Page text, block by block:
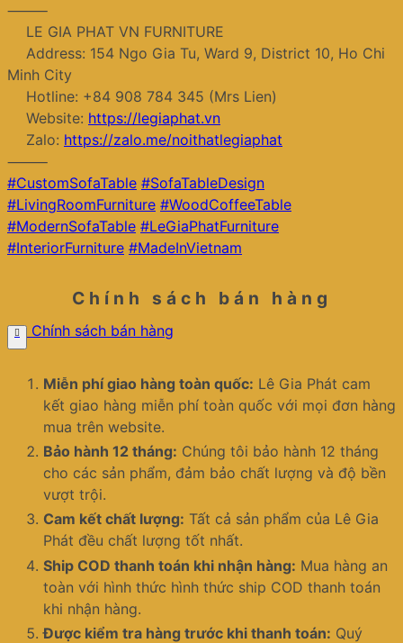
⸻
LE GIA PHAT VN FURNITURE
Address: 154 Ngo Gia Tu, Ward 9, District 10, Ho Chi
Minh City
Hotline: +84 908 784 345 (Mrs Lien)
Website: https://legiaphat.vn
Zalo: https://zalo.me/noithatlegiaphat
⸻
#CustomSofaTable #SofaTableDesign
#LivingRoomFurniture #WoodCoffeeTable
#ModernSofaTable #LeGiaPhatFurniture
#InteriorFurniture #MadeInVietnam
Chính sách bán hàng
Chính sách bán hàng
Miễn phí giao hàng toàn quốc: Lê Gia Phát cam
kết giao hàng miễn phí toàn quốc với mọi đơn hàng
mua trên website.
Bảo hành 12 tháng: Chúng tôi bảo hành 12 tháng
cho các sản phẩm, đảm bảo chất lượng và độ bền
vượt trội.
Cam kết chất lượng: Tất cả sản phẩm của Lê Gia
Phát đều chất lượng tốt nhất.
Ship COD thanh toán khi nhận hàng: Mua hàng an
toàn với hình thức hình thức ship COD thanh toán
khi nhận hàng.
Được kiểm tra hàng trước khi thanh toán: Quý